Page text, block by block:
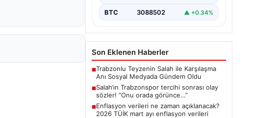
BTC 3088502 ▲ +0.34%
Son Eklenen Haberler
■Trabzonlu Teyzenin Salah ile Karşılaşma
Anı Sosyal Medyada Gündem Oldu
■Salah’ın Trabzonspor tercihi sonrası olay
sözler! “Onu orada görünce…”
■Enflasyon verileri ne zaman açıklanacak?
2026 TÜİK mart ayı enflasyon verileri